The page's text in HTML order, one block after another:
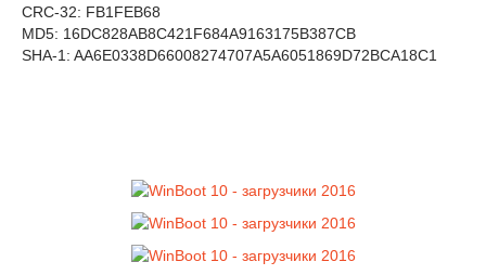
CRC-32: FB1FEB68
MD5: 16DC828AB8C421F684A9163175B387CB
SHA-1: AA6E0338D66008274707A5A6051869D72BCA18C1